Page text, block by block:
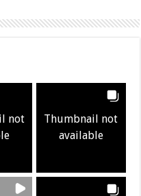
not
Thumbnail not
available